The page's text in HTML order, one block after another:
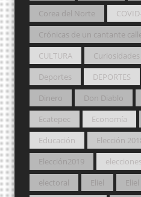
Corea del Norte
Crónicas de un cantante
CULTURA
Curiosidades
Deportes
DEPORTES
Dinero
Don Diablo
Ecatepec
Economía
Educación
Elección
Elección2019
elecciones
electoral
Eliel